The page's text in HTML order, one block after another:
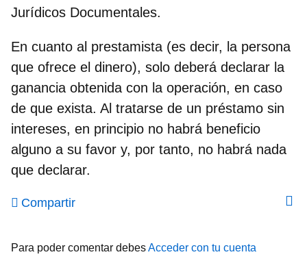
Jurídicos Documentales.
En cuanto al prestamista (es decir, la persona
que ofrece el dinero), solo deberá declarar la
ganancia obtenida con la operación, en caso
de que exista. Al tratarse de un préstamo sin
intereses, en principio no habrá beneficio
alguno a su favor y, por tanto, no habrá nada
que declarar.
Compartir
Para poder comentar debesAcceder con tu cuenta